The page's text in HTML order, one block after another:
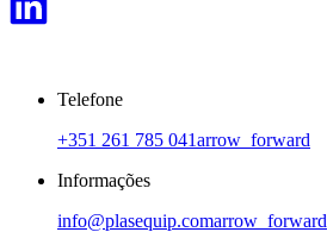
Telefone
+351 261 785 041arrow_forward
Informações
info@plasequip.comarrow_forward